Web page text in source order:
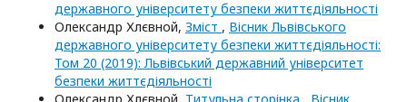
державного університету безпеки життєдіяльності
Олександр Хлєвной, Зміст , Вісник Львівського
державного університету безпеки життєдіяльності:
Том 20 (2019): Львівський державний університет
безпеки життєдіяльності